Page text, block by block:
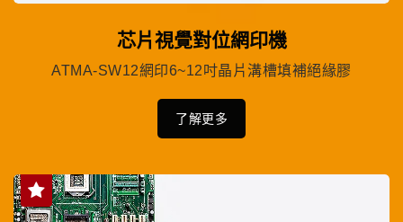
芯片視覺對位網印機
ATMA-SW12網印6~12吋晶片溝槽填補絕緣膠
了解更多